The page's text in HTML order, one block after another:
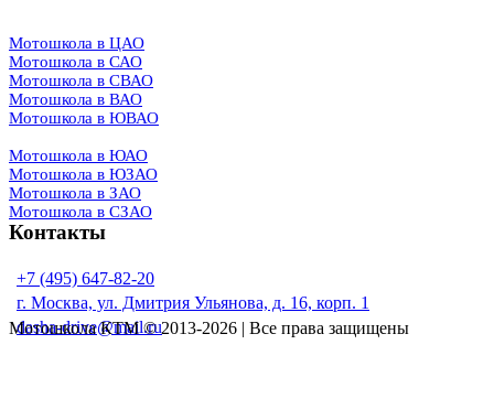
Мотошкола в ЦАО
Мотошкола в САО
Мотошкола в СВАО
Мотошкола в ВАО
Мотошкола в ЮВАО
Мотошкола в ЮАО
Мотошкола в ЮЗАО
Мотошкола в ЗАО
Мотошкола в СЗАО
Контакты
+7 (495) 647-82-20
г. Москва, ул. Дмитрия Ульянова, д. 16, корп. 1
dasha-drive@mail.ru
Мотошкола КТМ © 2013-2026 | Все права защищены